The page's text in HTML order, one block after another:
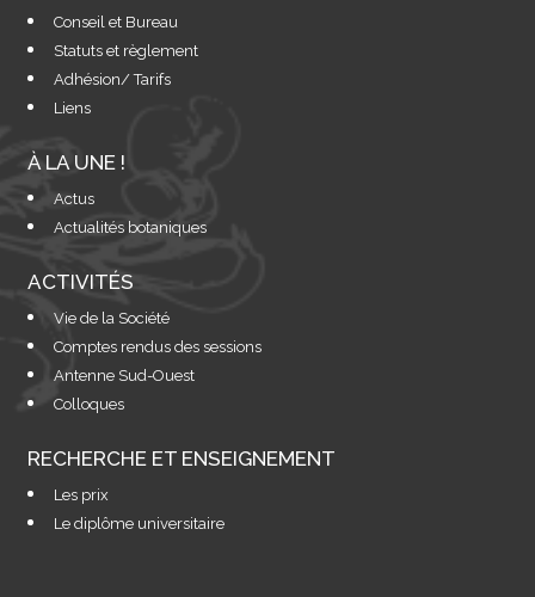
Conseil et Bureau
Statuts et règlement
Adhésion/ Tarifs
Liens
À LA UNE !
Actus
Actualités botaniques
ACTIVITÉS
Vie de la Société
Comptes rendus des sessions
Antenne Sud-Ouest
Colloques
RECHERCHE ET ENSEIGNEMENT
Les prix
Le diplôme universitaire